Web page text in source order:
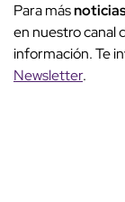
Para más
en nuestro canal
información. Te
Newsletter.